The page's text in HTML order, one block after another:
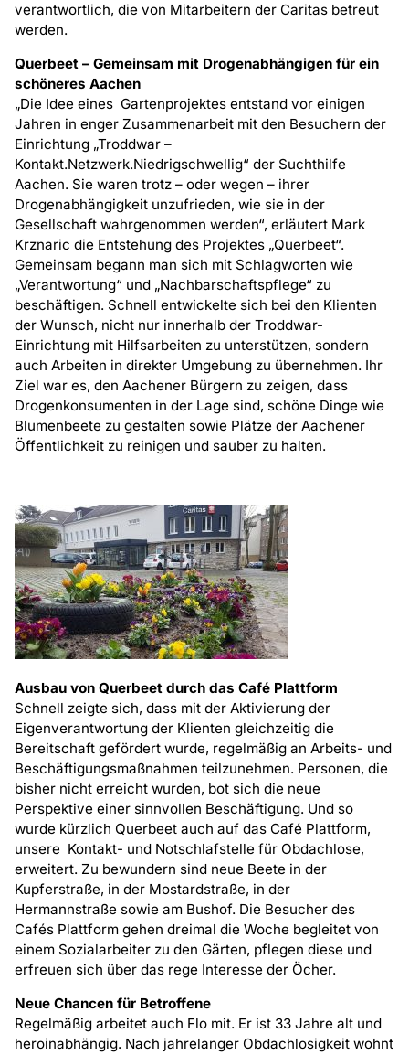
verantwortlich, die von Mitarbeitern der Caritas betreut
werden.
Querbeet – Gemeinsam mit Drogenabhängigen für ein
schöneres Aachen
„Die Idee eines Gartenprojektes entstand vor einigen
Jahren in enger Zusammenarbeit mit den Besuchern der
Einrichtung „Troddwar –
Kontakt.Netzwerk.Niedrigschwellig“ der Suchthilfe
Aachen. Sie waren trotz – oder wegen – ihrer
Drogenabhängigkeit unzufrieden, wie sie in der
Gesellschaft wahrgenommen werden“, erläutert Mark
Krznaric die Entstehung des Projektes „Querbeet“.
Gemeinsam begann man sich mit Schlagworten wie
„Verantwortung“ und „Nachbarschaftspflege“ zu
beschäftigen. Schnell entwickelte sich bei den Klienten
der Wunsch, nicht nur innerhalb der Troddwar-
Einrichtung mit Hilfsarbeiten zu unterstützen, sondern
auch Arbeiten in direkter Umgebung zu übernehmen. Ihr
Ziel war es, den Aachener Bürgern zu zeigen, dass
Drogenkonsumenten in der Lage sind, schöne Dinge wie
Blumenbeete zu gestalten sowie Plätze der Aachener
Öffentlichkeit zu reinigen und sauber zu halten.
Ausbau von Querbeet durch das Café Plattform
Schnell zeigte sich, dass mit der Aktivierung der
Eigenverantwortung der Klienten gleichzeitig die
Bereitschaft gefördert wurde, regelmäßig an Arbeits- und
Beschäftigungsmaßnahmen teilzunehmen. Personen, die
bisher nicht erreicht wurden, bot sich die neue
Perspektive einer sinnvollen Beschäftigung. Und so
wurde kürzlich Querbeet auch auf das Café Plattform,
unsere Kontakt- und Notschlafstelle für Obdachlose,
erweitert. Zu bewundern sind neue Beete in der
Kupferstraße, in der Mostardstraße, in der
Hermannstraße sowie am Bushof. Die Besucher des
Cafés Plattform gehen dreimal die Woche begleitet von
einem Sozialarbeiter zu den Gärten, pflegen diese und
erfreuen sich über das rege Interesse der Öcher.
Neue Chancen für Betroffene
Regelmäßig arbeitet auch Flo mit. Er ist 33 Jahre alt und
heroinabhängig. Nach jahrelanger Obdachlosigkeit wohnt